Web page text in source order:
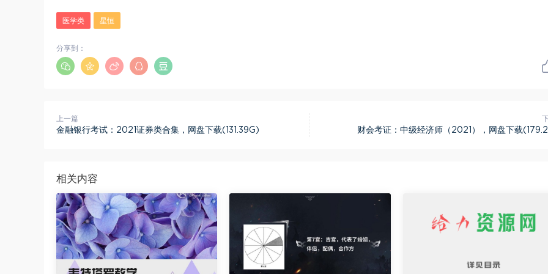
医学类 星恒
分享到：
上一篇
金融银行考试：2021证券类合集，网盘下载(131.39G) 财会考证：中级经济师（2021），网盘下载
相关内容